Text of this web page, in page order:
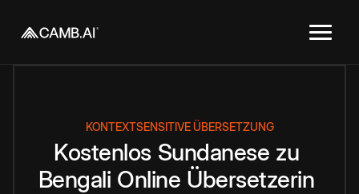
KONTEXTSENSITIVE ÜBERSETZUNG
Kostenlos Sundanese zu
Bengali Online Übersetzerin